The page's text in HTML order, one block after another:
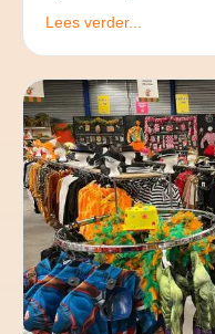
Lees verder...